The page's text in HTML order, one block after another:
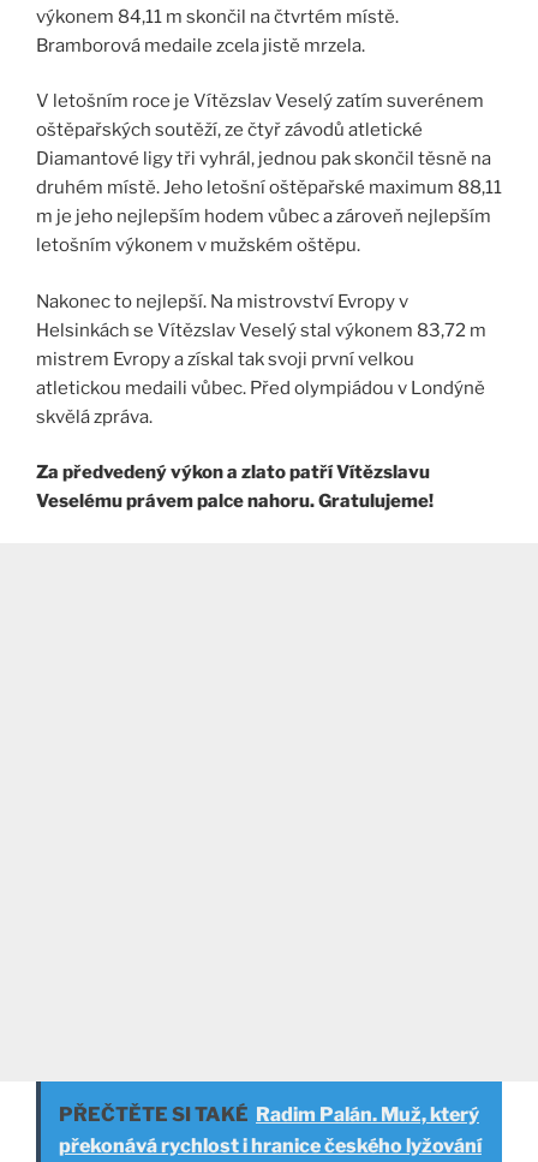
výkonem 84,11 m skončil na čtvrtém místě.
Bramborová medaile zcela jistě mrzela.
V letošním roce je Vítězslav Veselý zatím suverénem
oštěpařských soutěží, ze čtyř závodů atletické
Diamantové ligy tři vyhrál, jednou pak skončil těsně na
druhém místě. Jeho letošní oštěpařské maximum 88,11
m je jeho nejlepším hodem vůbec a zároveň nejlepším
letošním výkonem v mužském oštěpu.
Nakonec to nejlepší. Na mistrovství Evropy v
Helsinkách se Vítězslav Veselý stal výkonem 83,72 m
mistrem Evropy a získal tak svoji první velkou
atletickou medaili vůbec. Před olympiádou v Londýně
skvělá zpráva.
Za předvedený výkon a zlato patří Vítězslavu
Veselému právem palce nahoru. Gratulujeme!
PŘEČTĚTE SI TAKÉ Radim Palán. Muž, který
překonává rychlost i hranice českého lyžování